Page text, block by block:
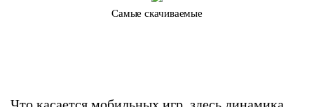
Самые скачиваемые